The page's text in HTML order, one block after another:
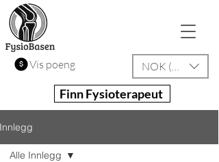
Vis poeng NOK (kr)
Finn Fysioterapeut
Innlegg
Alle Innlegg